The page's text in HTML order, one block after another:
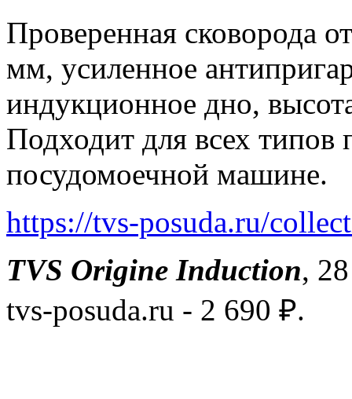
Проверенная сковорода
мм, усиленное
индукционное дно,
Подходит для всех
посудомоечной машине.
https://tvs-posuda.ru/
TVS Origine Induction,
tvs-posuda.ru - 2 690 ₽.